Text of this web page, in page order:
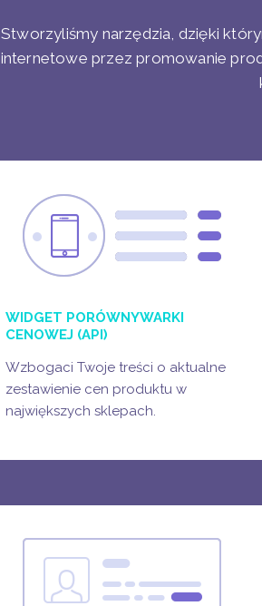
Stworzyliśmy narzędzia, dzięki
internetowe przez promowanie
WIDGET PORÓWNYWARKI
CENOWEJ (API)
Wzbogaci Twoje treści o aktualne
zestawienie cen produktu w
największych sklepach.
PORÓWNYWARKI
CENOWEJ
STRONY Z RECENZJAMI
ZOBACZ WIĘCEJ
BLOGI & SERWISY TEMATYCZNE
FORA INTERNETOWE